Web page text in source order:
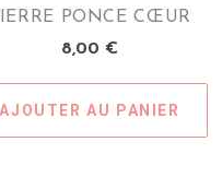
PONCE CŒUR
8,00 €
AJOUTER AU PANIER